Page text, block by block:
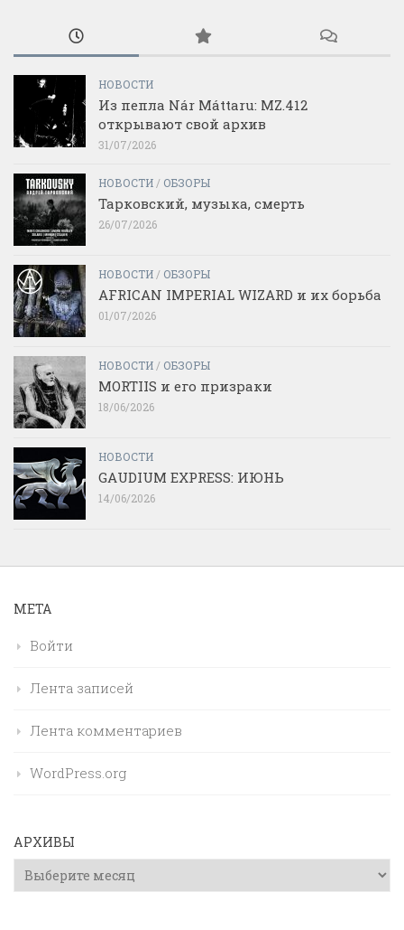
НОВОСТИ
Из пепла Nár Máttaru: MZ.412
открывают свой архив
31/07/2026
НОВОСТИ / ОБЗОРЫ
Тарковский, музыка, смерть
26/07/2026
НОВОСТИ / ОБЗОРЫ
AFRICAN IMPERIAL WIZARD и их борьба
01/07/2026
НОВОСТИ / ОБЗОРЫ
MORTIIS и его призраки
18/06/2026
НОВОСТИ
GAUDIUM EXPRESS: ИЮНЬ
14/06/2026
МЕТА
Войти
Лента записей
Лента комментариев
WordPress.org
АРХИВЫ
Архивы